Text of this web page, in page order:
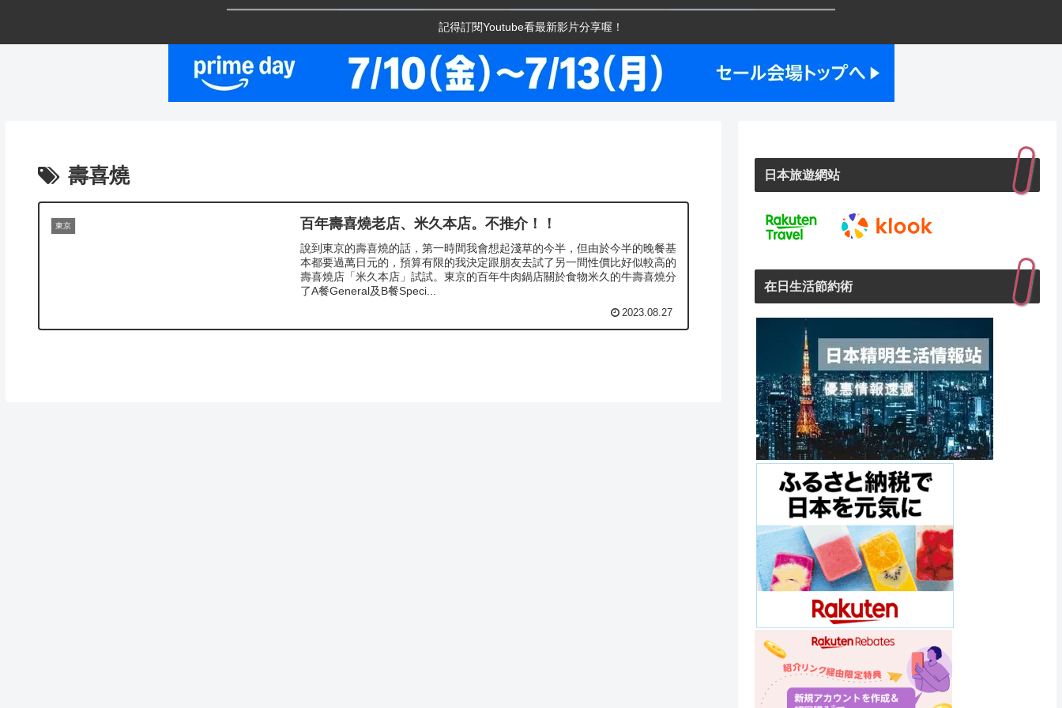
記得訂閱Youtube看最新影片分享喔！
壽喜燒
東京 百年壽喜燒老店、米久本店。不推介！！
說到東京的壽喜燒的話，第一時間我會想起淺草的今半，但由於今半的晚餐基
本都要過萬日元的，預算有限的我決定跟朋友去試了另一間性價比好似較高的
壽喜燒店「米久本店」試試。東京的百年牛肉鍋店關於食物米久的牛壽喜燒分
了A餐General及B餐Speci...
2023.08.27
日本旅遊網站
在日生活節約術